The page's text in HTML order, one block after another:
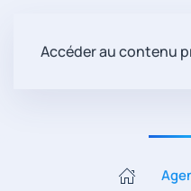
Accéder au contenu